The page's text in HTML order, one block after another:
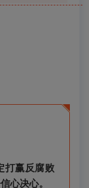
赢反腐败
心决心。